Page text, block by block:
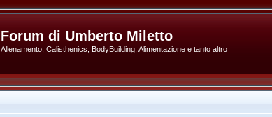
Forum di Umberto Miletto
Allenamento, Calisthenics, BodyBuilding, Alimentazione e tanto altro